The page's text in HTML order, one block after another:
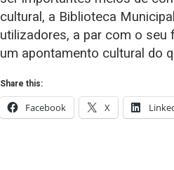
cultural, a Biblioteca
utilizadores, a par com o seu
um apontamento cultural do
Share this:
Facebook X